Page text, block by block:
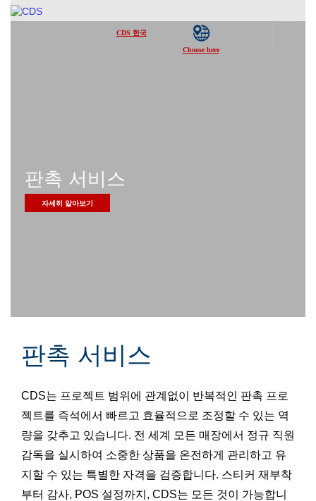
판촉 서비스
자세히 알아보기
판촉 서비스
CDS는 프로젝트 범위에 관계없이 반복적인 판촉 프로
젝트를 즉석에서 빠르고 효율적으로 조정할 수 있는 역
량을 갖추고 있습니다. 전 세계 모든 매장에서 정규 직원
감독을 실시하여 소중한 상품을 온전하게 관리하고 유
지할 수 있는 특별한 자격을 검증합니다. 스티커 재부착
부터 감사, POS 설정까지, CDS는 모든 것이 가능합니